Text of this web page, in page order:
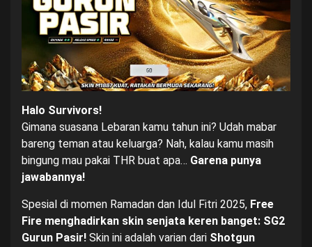
Halo Survivors!
Gimana suasana Lebaran kamu tahun ini? Udah mabar
bareng teman atau keluarga? Nah, kalau kamu masih
bingung mau pakai THR buat apa… Garena punya
jawabannya!
Spesial di momen Ramadan dan Idul Fitri 2025, Free
Fire menghadirkan skin senjata keren banget: SG2
Gurun Pasir! Skin ini adalah varian dari Shotgun